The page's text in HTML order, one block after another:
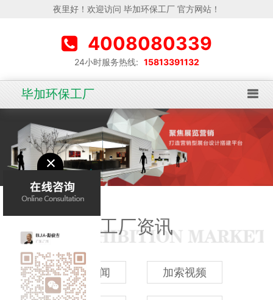
夜里好！欢迎访问 毕加环保工厂 官方网站！
4008080339
24小时服务热线: 15813391132
毕加环保工厂
工厂资讯
加索新闻 加索视频